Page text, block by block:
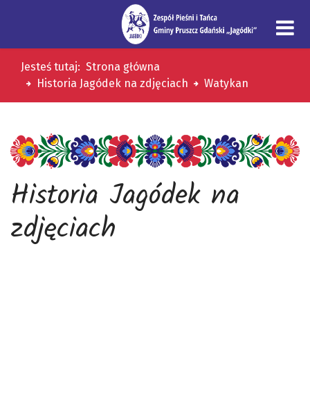
Jesteś tutaj: Strona główna
Historia Jagódek na zdjęciach
Watykan
Historia Jagódek na
zdjęciach